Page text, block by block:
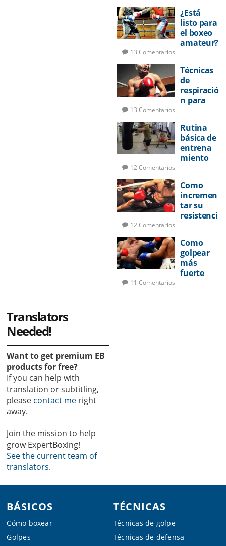
¿Está
listo para
el boxeo
amateur?
13 Comentarios
Técnicas
de
respiració
n para
13 Comentarios
Rutina
básica de
entrena
miento
12 Comentarios
Como
incremen
tar su
resistenci
12 Comentarios
Como
golpear
más
fuerte
11 Comentarios
Translators
Needed!
Want to get premium EB
products for free?
If you can help with
translation or subtitling,
please contact me right
away.
Join the mission to help
grow ExpertBoxing!
See the current team of
translators.
Footer
BÁSICOS
Cómo boxear
Golpes
TÉCNICAS
Técnicas de golpe
Técnicas de defensa